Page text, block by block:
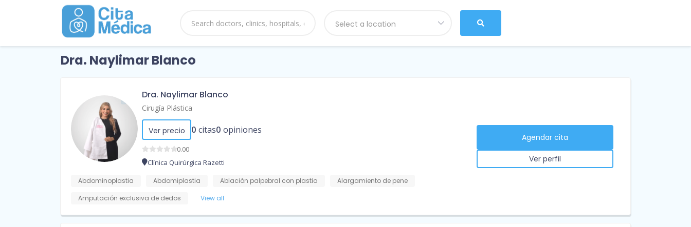
Select a location
Dra. Naylimar Blanco
Dra. Naylimar Blanco
Cirugía Plástica
Ver precio 0 citas0 opiniones
0.00
Clínica Quirúrgica Razetti
Abdominoplastia Abdomiplastia Ablación palpebral con plastia
Alargamiento de pene
Amputación exclusiva de dedos
View all
Agendar cita
Ver perfil